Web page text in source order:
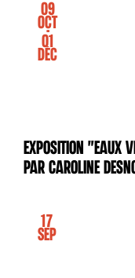
EXPOSITION
09
Oct
-
01
Déc
Exposition "Eaux
par Caroline
17
Sep
CONFÉRENCE
Lundi9
.
03de20:00à21:30
Tarif plein : 10€
idéal